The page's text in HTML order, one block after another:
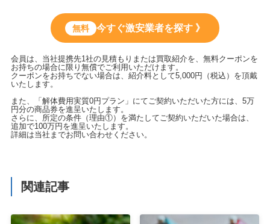
無料 今すぐ激安業者を探す 》
会員は、当社提携先1社の見積もりまたは買取紹介を、無料クーポンを
お持ちの場合に限り無償でご利用いただけます。
クーポンをお持ちでない場合は、紹介料として5,000円（税込）を頂戴
いたします。
また、「解体費用実質0円プラン」にてご契約いただいた方には、5万
円分の商品券を進呈いたします。
さらに、所定の条件（理由①）を満たしてご契約いただいた場合は、
追加で100万円を進呈いたします。
詳細は当社までお問い合わせください。
関連記事